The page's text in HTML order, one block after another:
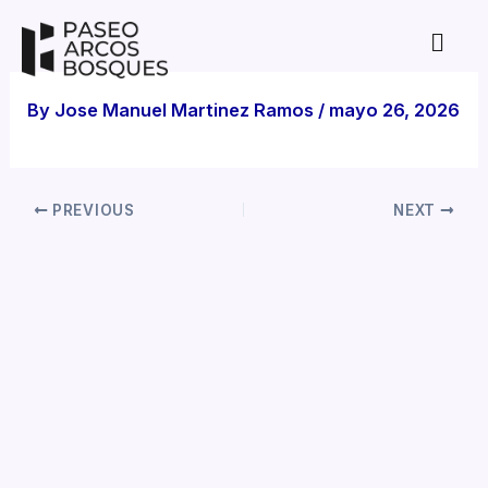
content
By Jose Manuel Martinez Ramos / mayo 26, 2026
PREVIOUS NEXT